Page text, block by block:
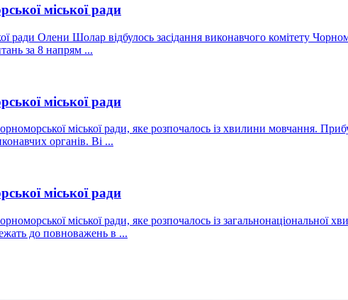
міської ради
ради Олени Шолар відбулось засідання виконавчого комітету
за 8 напрям ...
міської ради
міської ради, яке розпочалось із хвилини мовчання.
органів. Ві ...
міської ради
міської ради, яке розпочалось із
до повноважень в ...